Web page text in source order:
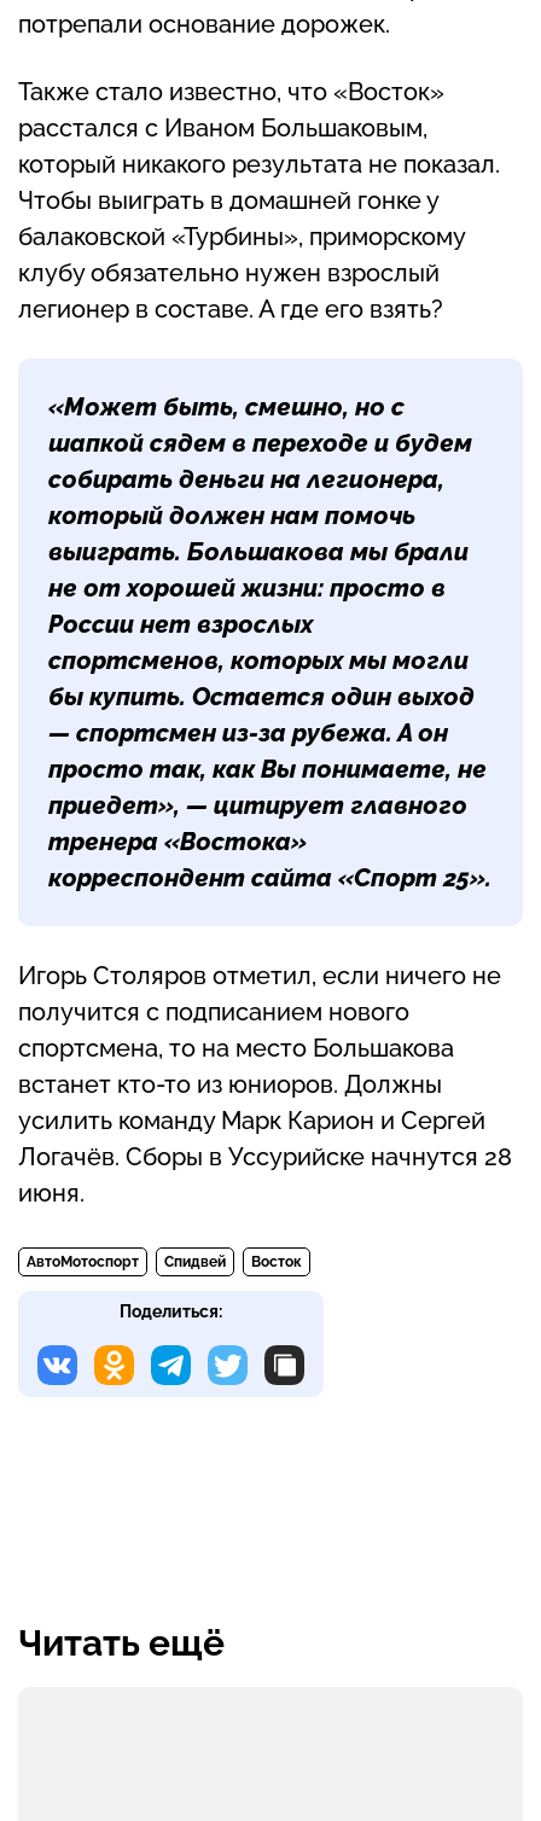
потрепали основание дорожек.
Также стало известно, что «Восток»
расстался с Иваном Большаковым,
который никакого результата не показал.
Чтобы выиграть в домашней гонке у
балаковской «Турбины», приморскому
клубу обязательно нужен взрослый
легионер в составе. А где его взять?
«Может быть, смешно, но с
шапкой сядем в переходе и будем
собирать деньги на легионера,
который должен нам помочь
выиграть. Большакова мы брали
не от хорошей жизни: просто в
России нет взрослых
спортсменов, которых мы могли
бы купить. Остается один выход
— спортсмен из-за рубежа. А он
просто так, как Вы понимаете, не
приедет», — цитирует главного
тренера «Востока»
корреспондент сайта «Спорт 25».
Игорь Столяров отметил, если ничего не
получится с подписанием нового
спортсмена, то на место Большакова
встанет кто-то из юниоров. Должны
усилить команду Марк Карион и Сергей
Логачёв. Сборы в Уссурийске начнутся 28
июня.
АвтоМотоспорт Спидвей Восток
Поделиться:
Читать ещё